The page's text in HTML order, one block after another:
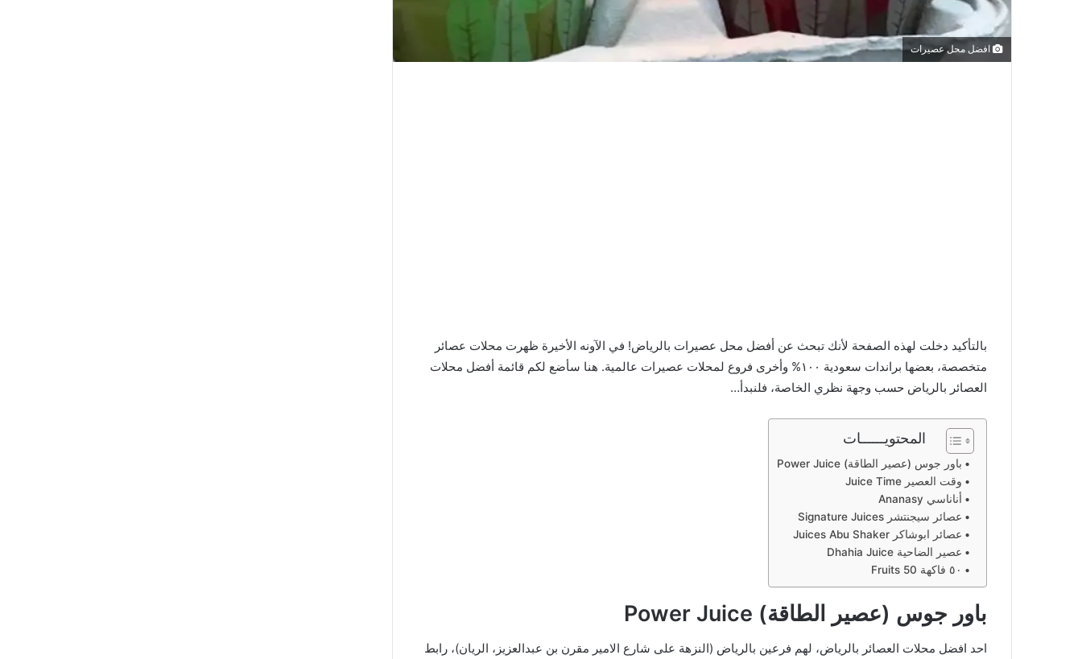
افضل محل عصيرات
بالتأكيد دخلت لهذه الصفحة لأنك تبحث عن أفضل محل عصيرات بالرياض! في الآونه الأخيرة ظهرت محلات عصائر
متخصصة، بعضها براندات سعودية ١٠٠% وأخرى فروع لمحلات عصيرات عالمية. هنا سأضع لكم قائمة أفضل محلات
العصائر بالرياض حسب وجهة نظري الخاصة، فلنبدأ…
المحتويــــــات
باور جوس (عصير الطاقة) Power Juice
وقت العصير Juice Time
أناناسي Ananasy
عصائر سيجنتشر Signature Juices
عصائر ابوشاكر Juices Abu Shaker
عصير الضاحية Dhahia Juice
٥٠ فاكهة Fruits 50
باور جوس (عصير الطاقة) Power Juice
احد افضل محلات العصائر بالرياض، لهم فرعين بالرياض (النزهة على شارع الامير مقرن بن عبدالعزيز، الريان)، رابط